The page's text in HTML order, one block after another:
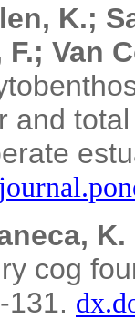
K.;
Van
and
K.
cog
131.